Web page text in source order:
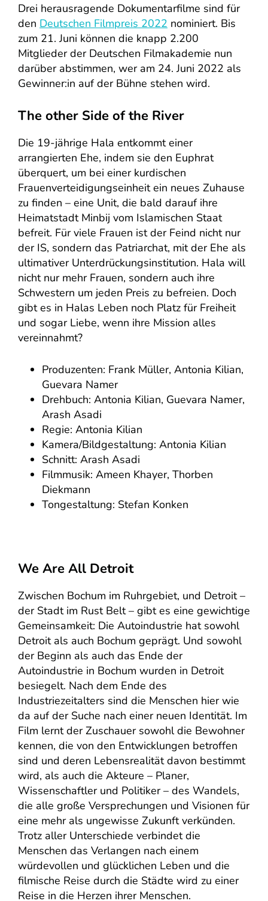
Drei herausragende Dokumentarfilme sind für
den Deutschen Filmpreis 2022 nominiert. Bis
zum 21. Juni können die knapp 2.200
Mitglieder der Deutschen Filmakademie nun
darüber abstimmen, wer am 24. Juni 2022 als
Gewinner:in auf der Bühne stehen wird.
The other Side of the River
Die 19-jährige Hala entkommt einer
arrangierten Ehe, indem sie den Euphrat
überquert, um bei einer kurdischen
Frauenverteidigungseinheit ein neues Zuhause
zu finden – eine Unit, die bald darauf ihre
Heimatstadt Minbij vom Islamischen Staat
befreit. Für viele Frauen ist der Feind nicht nur
der IS, sondern das Patriarchat, mit der Ehe als
ultimativer Unterdrückungsinstitution. Hala will
nicht nur mehr Frauen, sondern auch ihre
Schwestern um jeden Preis zu befreien. Doch
gibt es in Halas Leben noch Platz für Freiheit
und sogar Liebe, wenn ihre Mission alles
vereinnahmt?
Produzenten: Frank Müller, Antonia Kilian,
Guevara Namer
Drehbuch: Antonia Kilian, Guevara Namer,
Arash Asadi
Regie: Antonia Kilian
Kamera/Bildgestaltung: Antonia Kilian
Schnitt: Arash Asadi
Filmmusik: Ameen Khayer, Thorben
Diekmann
Tongestaltung: Stefan Konken
We Are All Detroit
Zwischen Bochum im Ruhrgebiet, und Detroit –
der Stadt im Rust Belt – gibt es eine gewichtige
Gemeinsamkeit: Die Autoindustrie hat sowohl
Detroit als auch Bochum geprägt. Und sowohl
der Beginn als auch das Ende der
Autoindustrie in Bochum wurden in Detroit
besiegelt. Nach dem Ende des
Industriezeitalters sind die Menschen hier wie
da auf der Suche nach einer neuen Identität. Im
Film lernt der Zuschauer sowohl die Bewohner
kennen, die von den Entwicklungen betroffen
sind und deren Lebensrealität davon bestimmt
wird, als auch die Akteure – Planer,
Wissenschaftler und Politiker – des Wandels,
die alle große Versprechungen und Visionen für
eine mehr als ungewisse Zukunft verkünden.
Trotz aller Unterschiede verbindet die
Menschen das Verlangen nach einem
würdevollen und glücklichen Leben und die
filmische Reise durch die Städte wird zu einer
Reise in die Herzen ihrer Menschen.